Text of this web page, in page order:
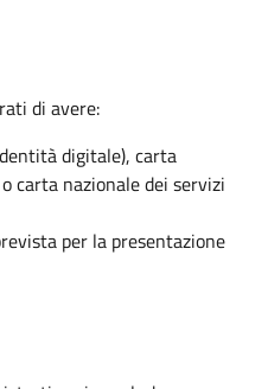
di avere:
digitale), carta
carta nazionale dei servizi
per la presentazione